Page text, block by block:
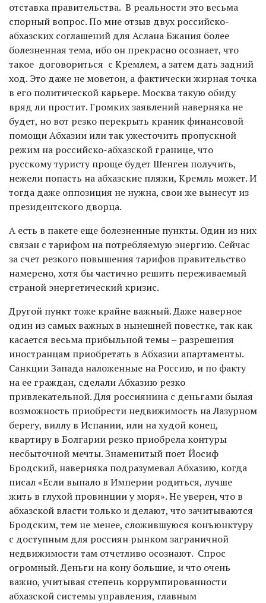
отставка правительства. В реальности это весьма
спорный вопрос. По мне отзыв двух российско-
абхазских соглашений для Аслана Бжания более
болезненная тема, ибо он прекрасно осознает, что
такое договориться с Кремлем, а затем дать задний
ход. Это даже не моветон, а фактически жирная точка
в его политической карьере. Москва такую обиду
вряд ли простит. Громких заявлений наверняка не
будет, но вот резко перекрыть краник финансовой
помощи Абхазии или так ужесточить пропускной
режим на российско-абхазской границе, что
русскому туристу проще будет Шенген получить,
нежели попасть на абхазские пляжи, Кремль может. И
тогда даже оппозиция не нужна, свои же вынесут из
президентского дворца.
А есть в пакете еще болезненные пункты. Один из них
связан с тарифом на потребляемую энергию. Сейчас
за счет резкого повышения тарифов правительство
намерено, хотя бы частично решить переживаемый
страной энергетический кризис.
Другой пункт тоже крайне важный. Даже наверное
один из самых важных в нынешней повестке, так как
касается весьма прибыльной темы – разрешения
иностранцам приобретать в Абхазии апартаменты.
Санкции Запада наложенные на Россию, и по факту
на ее граждан, сделали Абхазию резко
привлекательной. Для россиянина с деньгами былая
возможность приобрести недвижимость на Лазурном
берегу, виллу в Испании, или на худой конец,
квартиру в Болгарии резко приобрела контуры
несбыточной мечты. Знаменитый поет Йосиф
Бродский, наверняка подразумевал Абхазию, когда
писал «Если выпало в Империи родиться, лучше
жить в глухой провинции у моря». Не уверен, что в
абхазской власти только и делают, что зачитываются
Бродским, тем не менее, сложившуюся конъюнктуру
с доступным для россиян рынком заграничной
недвижимости там отчетливо осознают. Спрос
огромный. Деньги на кону большие, и что очень
важно, учитывая степень коррумпированности
абхазской системы управления, главным